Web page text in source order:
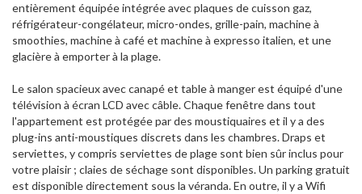
entièrement équipée intégrée avec plaques de cuisson gaz,
réfrigérateur-congélateur, micro-ondes, grille-pain, machine à
smoothies, machine à café et machine à expresso italien, et une
glacière à emporter à la plage.
Le salon spacieux avec canapé et table à manger est équipé d'une
télévision à écran LCD avec câble. Chaque fenêtre dans tout
l'appartement est protégée par des moustiquaires et il y a des
plug-ins anti-moustiques discrets dans les chambres. Draps et
serviettes, y compris serviettes de plage sont bien sûr inclus pour
votre plaisir ; claies de séchage sont disponibles. Un parking gratuit
est disponible directement sous la véranda. En outre, il y a Wifi